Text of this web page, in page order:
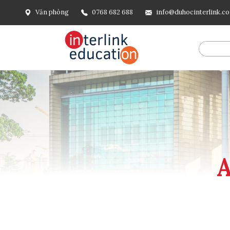
Văn phòng 0768 682 688
@include('frontend.layouts.schema-org', [ 'type' =>
url('/'), ], [ '@type' => 'ListItem', 'position' => 2, 'name' =>
=> url()->current(), ], ], ], ])